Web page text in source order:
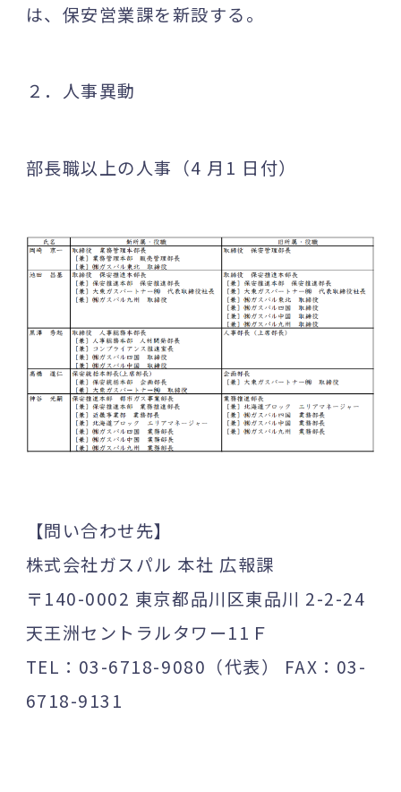
は、保安営業課を新設する。
２．人事異動
部長職以上の人事（4 月1 日付）
【問い合わせ先】
株式会社ガスパル 本社 広報課
〒140-0002 東京都品川区東品川 2-2-24
天王洲セントラルタワー11Ｆ
TEL：03-6718-9080（代表） FAX：03-
6718-9131